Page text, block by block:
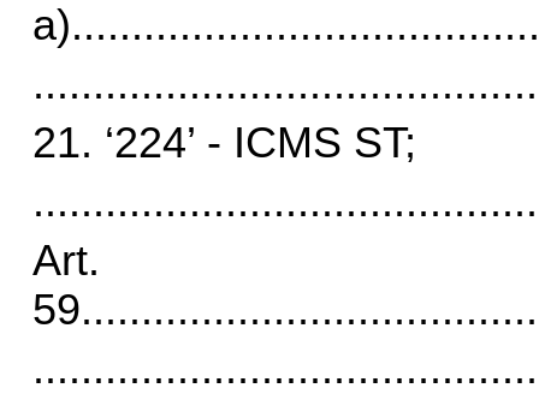
a)
21. ‘224’ - ICMS ST;
Art.
59.